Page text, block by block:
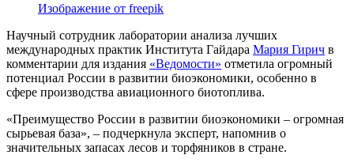
Изображение от freepik
Научный сотрудник лаборатории анализа лучших
международных практик Института Гайдара Мария Гирич в
комментарии для издания «Ведомости» отметила огромный
потенциал России в развитии биоэкономики, особенно в
сфере производства авиационного биотоплива.
«Преимущество России в развитии биоэкономики – огромная
сырьевая база», – подчеркнула эксперт, напомнив о
значительных запасах лесов и торфяников в стране.